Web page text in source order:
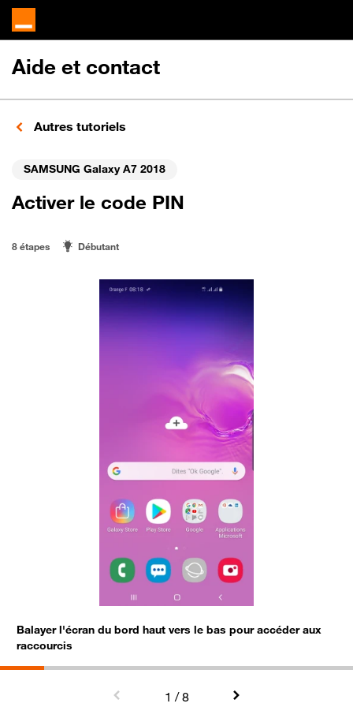
Aide et contact
Autres tutoriels
SAMSUNG Galaxy A7 2018
Activer le code PIN
8 étapes Débutant
Balayer l'écran du bord haut vers le bas pour accéder aux
raccourcis
1 / 8